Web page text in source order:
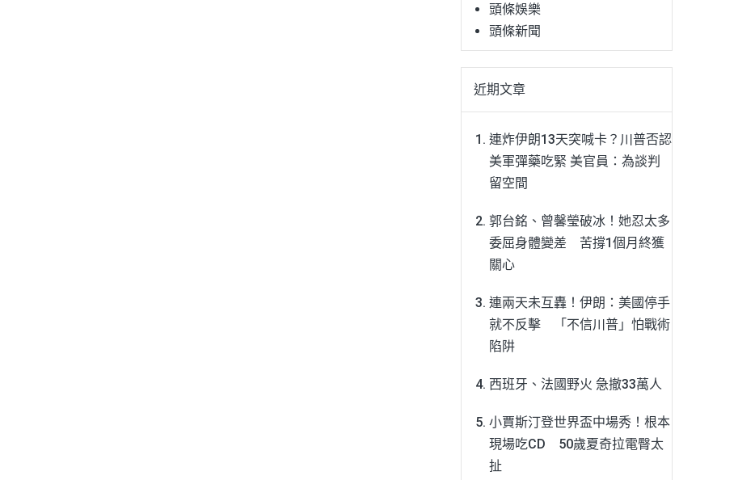
頭條娛樂
頭條新聞
近期文章
連炸伊朗13天突喊卡？川普否認
美軍彈藥吃緊 美官員：為談判
留空間
郭台銘、曾馨瑩破冰！她忍太多
委屈身體變差 苦撐1個月終獲
關心
連兩天未互轟！伊朗：美國停手
就不反擊 「不信川普」怕戰術
陷阱
西班牙、法國野火 急撤33萬人
小賈斯汀登世界盃中場秀！根本
現場吃CD 50歲夏奇拉電臀太
扯